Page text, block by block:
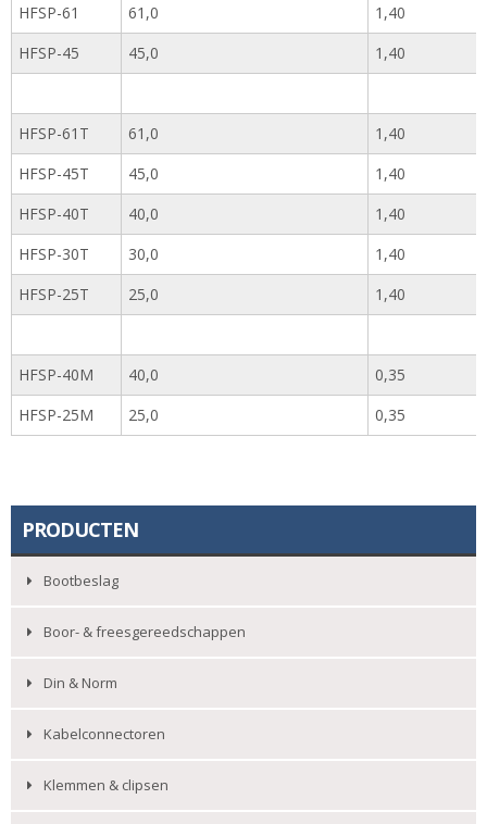
HFSP-61
61,0
1,40
HFSP-45
45,0 1,40
HFSP-61T 61,0
1,40
HFSP-45T
45,0
1,40
HFSP-40T
40,0
1,40
HFSP-30T
30,0
1,40
HFSP-25T
25,0 1,40
HFSP-40M 40,0
0,35
HFSP-25M
25,0 0,35
PRODUCTEN
Bootbeslag
Boor- & freesgereedschappen
Din & Norm
Kabelconnectoren
Klemmen & clipsen